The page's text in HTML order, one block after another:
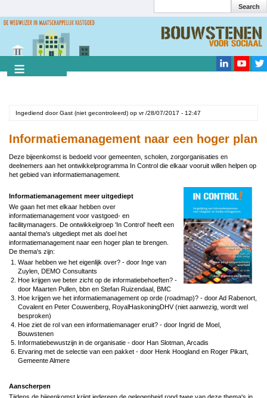
naar
gaan
Search
Ingediend doorGast (niet gecontroleerd) op vr /28/07/2017 - 12:47
Informatiemanagement naar een hoger plan
Deze bijeenkomst is bedoeld voor gemeenten, scholen, zorgorganisaties en
deelnemers aan het ontwikkelprogramma In Control die elkaar vooruit willen helpen op
het gebied van informatiemanagement.
Informatiemanagement meer uitgediept
We gaan het met elkaar hebben over
informatiemanagement voor vastgoed- en
facilitymanagers. De ontwikkelgroep 'In Control' heeft een
aantal thema's uitgediept met als doel het
informatiemanagement naar een hoger plan te brengen.
De thema's zijn:
Waar hebben we het eigenlijk over? - door Inge van
Zuylen, DEMO Consultants
Hoe krijgen we beter zicht op de informatiebehoeften? -
door Maarten Pullen, bbn en Stefan Ruizendaal, BMC
Hoe krijgen we het informatiemanagement op orde (roadmap)? - door Ad Rabenort,
Covalent en Peter Couwenberg, RoyalHaskoningDHV (niet aanwezig, wordt wel
besproken)
Hoe ziet de rol van een informatiemanager eruit? - door Ingrid de Moel,
Bouwstenen
Informatiebewustzijn in de organisatie - door Han Slotman, Arcadis
Ervaring met de selectie van een pakket - door Henk Hoogland en Roger Pikart,
Gemeente Almere
Aanscherpen